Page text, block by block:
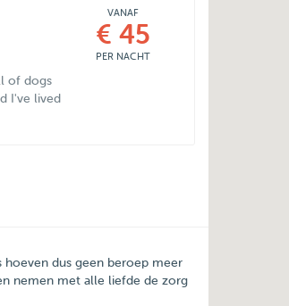
of dogs
I've lived
VANAF
€ 45
PER NACHT
hoeven dus geen beroep meer
nemen met alle liefde de zorg